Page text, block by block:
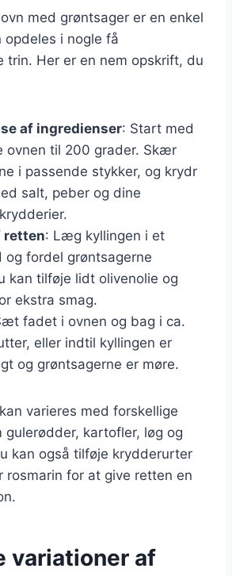
med grøntsager er en enkel
opdeles i nogle få
trin. Her er en nem opskrift, du
af ingredienser: Start med
ovnen til 200 grader. Skær
i passende stykker, og krydr
salt, peber og dine
retten: Læg kyllingen i et
og fordel grøntsagerne
kan tilføje lidt olivenolie og
ekstra smag.
fadet i ovnen og bag i ca.
eller indtil kyllingen er
og grøntsagerne er møre.
varieres med forskellige
gulerødder, kartofler, løg og
kan også tilføje krydderurter
rosmarin for at give retten en
variationer af